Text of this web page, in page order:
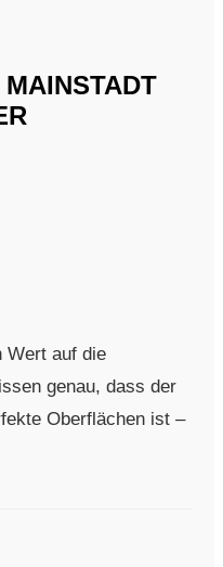
Wert auf die
genau, dass der
Oberflächen ist –